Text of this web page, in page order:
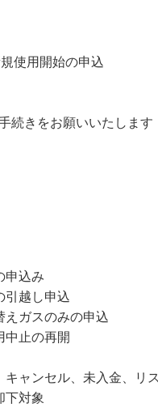
使用開始の申込
続きをお願いいたします
申込み
引越し申込
えガスのみの申込
中止の再開
キャンセル、未入金、リ
下対象